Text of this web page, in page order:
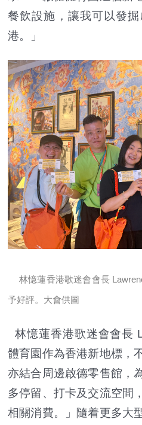
餐飲設施，讓我可以發
港。」
林憶蓮香港歌迷會會長
予好評。大會供圖
林憶蓮香港歌迷會會長
體育園作為香港新地標，
亦結合周邊啟德零售館，
多停留、打卡及交流空間
相關消費。」隨着更多大